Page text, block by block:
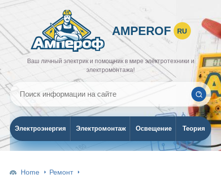
AMPEROF RU
Ваш личный электрик и помощник в мире электротехники и
электромонтажа!
Электроэнергия Электромонтаж Освещение Теория
Home
Ремонт